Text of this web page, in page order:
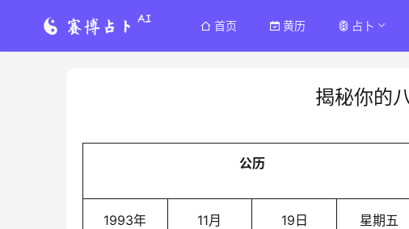
首页 黄历 占卜
揭秘你的
公历
1993年 11月 19日 星期五